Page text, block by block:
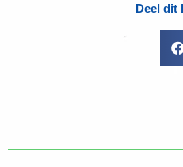
Deel dit